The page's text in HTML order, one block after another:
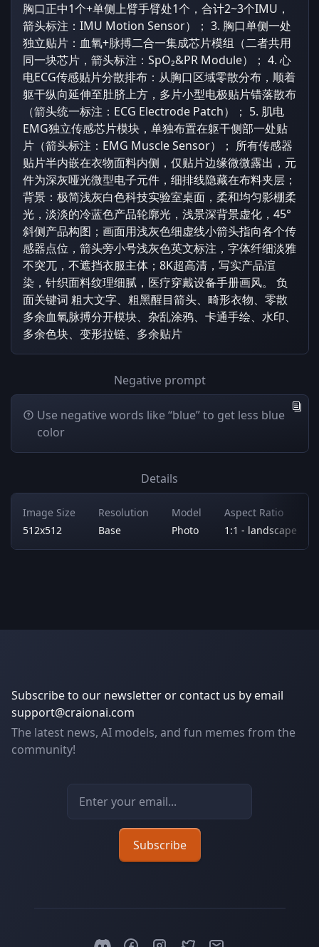
胸口正中1个+单侧上臂手臂处1个，合计2~3个IMU，
箭头标注：IMU Motion Sensor）； 3. 胸口单侧一处
独立贴片：血氧+脉搏二合一集成芯片模组（二者共用
同一块芯片，箭头标注：SpO₂&PR Module）； 4. 心
电ECG传感贴片分散排布：从胸口区域零散分布，顺着
躯干纵向延伸至肚脐上方，多片小型电极贴片错落散布
（箭头统一标注：ECG Electrode Patch）； 5. 肌电
EMG独立传感芯片模块，单独布置在躯干侧部一处贴
片（箭头标注：EMG Muscle Sensor）； 所有传感器
贴片半内嵌在衣物面料内侧，仅贴片边缘微微露出，元
件为深灰哑光微型电子元件，细排线隐藏在布料夹层；
背景：极简浅灰白色科技实验室桌面，柔和均匀影棚柔
光，淡淡的冷蓝色产品轮廓光，浅景深背景虚化，45°
斜侧产品构图；画面用浅灰色细虚线小箭头指向各个传
感器点位，箭头旁小号浅灰色英文标注，字体纤细淡雅
不突兀，不遮挡衣服主体；8K超高清，写实产品渲
染，针织面料纹理细腻，医疗穿戴设备手册画风。 负
面关键词 粗大文字、粗黑醒目箭头、畸形衣物、零散
多余血氧脉搏分开模块、杂乱涂鸦、卡通手绘、水印、
多余色块、变形拉链、多余贴片
Negative prompt
Use negative words like “blue” to get less blue
color
Details
Image Size
512x512
Resolution
Base
Model
Photo
Aspect Ratio
1:1 - landscape
Subscribe to our newsletter or contact us by email
support@craionai.com
The latest news, AI models, and fun memes from the
community!
Email address
Subscribe